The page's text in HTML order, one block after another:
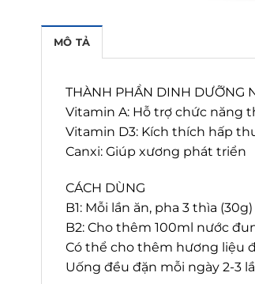
MÔ TẢ
THÀNH PHẦN DINH DƯỠNG
Vitamin A: Hỗ trợ chức năng
Vitamin D3: Kích thích hấp
Canxi: Giúp xương phát triển
CÁCH DÙNG
B1: Mỗi lần ăn, pha 3 thìa
B2: Cho thêm 100ml nước
Có thể cho thêm hương liệu
Uống đều đặn mỗi ngày 2-3